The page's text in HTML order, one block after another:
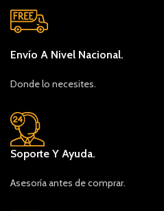
Envío A Nivel Nacional.
Donde lo necesites.
Soporte Y Ayuda.
Asesoría antes de comprar.